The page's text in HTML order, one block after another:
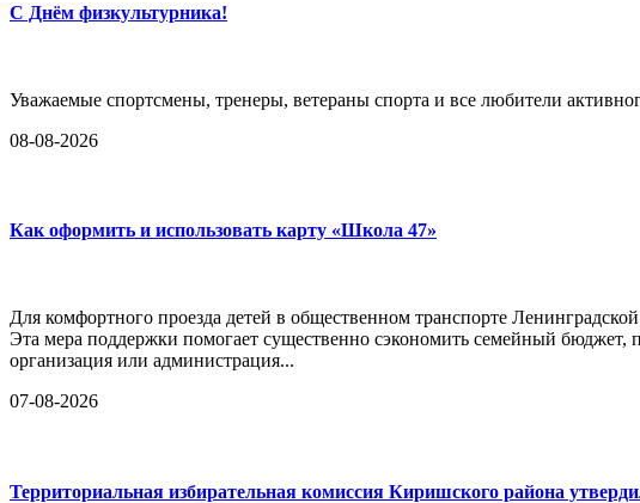
С Днём физкультурника!
Уважаемые спортсмены, тренеры, ветераны спорта и все любители
08-08-2026
Как оформить и использовать карту «Школа 47»
Для комфортного проезда детей в общественном транспорте
Эта мера поддержки помогает существенно сэкономить семейный бюджет,
организация или администрация...
07-08-2026
Территориальная избирательная комиссия Киришского района